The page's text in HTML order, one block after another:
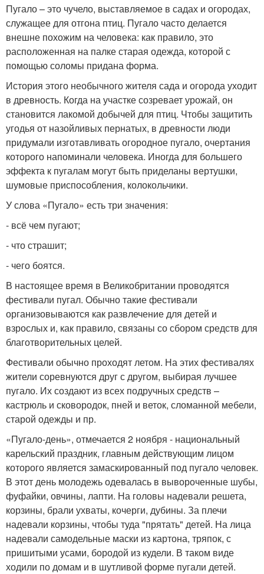
Пугало – это чучело, выставляемое в садах и огородах,
служащее для отгона птиц. Пугало часто делается
внешне похожим на человека: как правило, это
расположенная на палке старая одежда, которой с
помощью соломы придана форма.
История этого необычного жителя сада и огорода уходит
в древность. Когда на участке созревает урожай, он
становится лакомой добычей для птиц. Чтобы защитить
угодья от назойливых пернатых, в древности люди
придумали изготавливать огородное пугало, очертания
которого напоминали человека. Иногда для большего
эффекта к пугалам могут быть приделаны вертушки,
шумовые приспособления, колокольчики.
У слова «Пугало» есть три значения:
- всё чем пугают;
- что страшит;
- чего боятся.
В настоящее время в Великобритании проводятся
фестивали пугал. Обычно такие фестивали
организовываются как развлечение для детей и
взрослых и, как правило, связаны со сбором средств для
благотворительных целей.
Фестивали обычно проходят летом. На этих фестивалях
жители соревнуются друг с другом, выбирая лучшее
пугало. Их создают из всех подручных средств –
кастрюль и сковородок, пней и веток, сломанной мебели,
старой одежды и пр.
«Пугало-день», отмечается 2 ноября - национальный
карельский праздник, главным действующим лицом
которого является замаскированный под пугало человек.
В этот день молодежь одевалась в вывороченные шубы,
фуфайки, овчины, лапти. На головы надевали решета,
корзины, брали ухваты, кочерги, дубины. За плечи
надевали корзины, чтобы туда "прятать" детей. На лица
надевали самодельные маски из картона, тряпок, с
пришитыми усами, бородой из кудели. В таком виде
ходили по домам и в шутливой форме пугали детей.